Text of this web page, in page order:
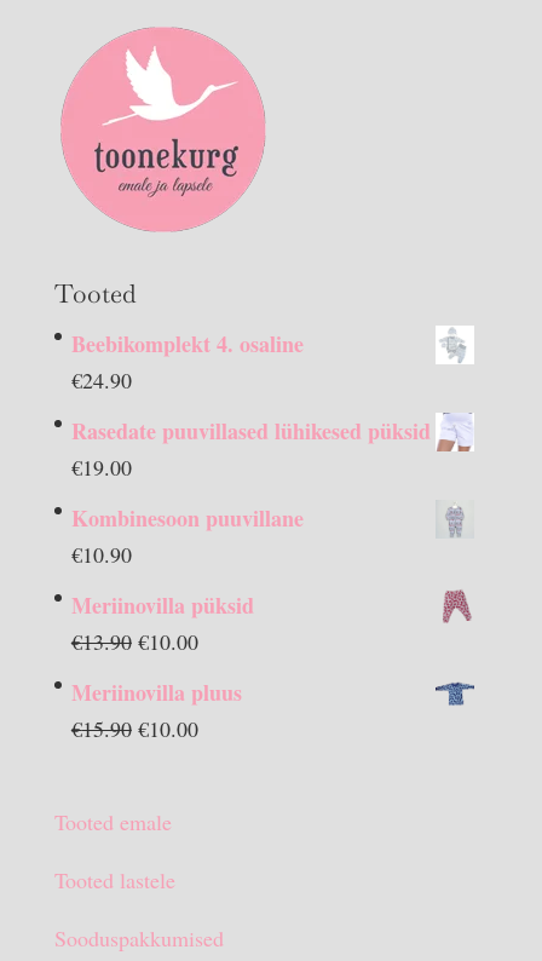
Tooted
Beebikomplekt 4. osaline
€24.90
Rasedate puuvillased lühikesed püksid
€19.00
Kombinesoon puuvillane
€10.90
Meriinovilla püksid
€13.90 Algne
€10.00Praegune
on:
Meriinovilla pluus
€15.90 Algne
€15.90.
€10.00Praegune
Tooted emale
Tooted lastele
Sooduspakkumised